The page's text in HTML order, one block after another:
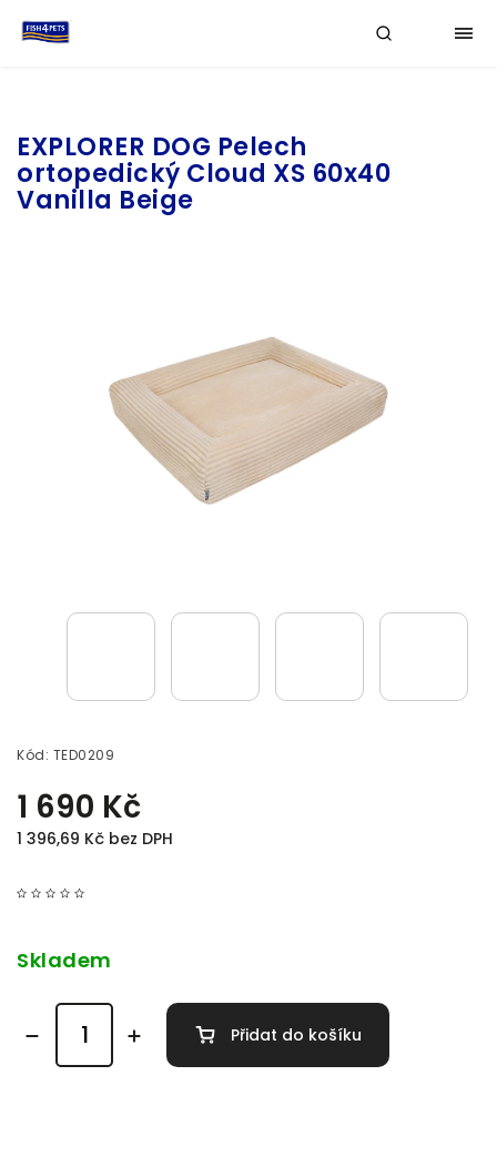
EXPLORER DOG Pelech
ortopedický Cloud XS 60x40
Vanilla Beige
Kód: TED0209
1 690 Kč
1 396,69 Kč bez DPH
Skladem
Přidat do košíku